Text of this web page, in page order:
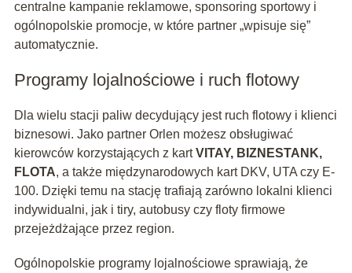
centralne kampanie reklamowe, sponsoring sportowy i
ogólnopolskie promocje, w które partner „wpisuje się”
automatycznie.
Programy lojalnościowe i ruch flotowy
Dla wielu stacji paliw decydujący jest ruch flotowy i klienci
biznesowi. Jako partner Orlen możesz obsługiwać
kierowców korzystających z kartVITAY, BIZNESTANK,
FLOTA, a także międzynarodowych kart DKV, UTA czy E-
100. Dzięki temu na stację trafiają zarówno lokalni klienci
indywidualni, jak i tiry, autobusy czy floty firmowe
przejeżdżające przez region.
Ogólnopolskie programy lojalnościowe sprawiają, że